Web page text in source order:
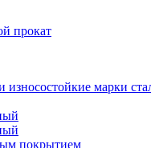
прокат
марки
покрытием